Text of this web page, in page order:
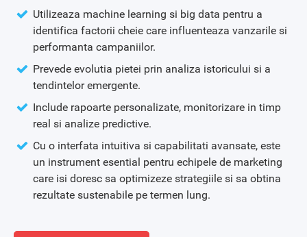
Utilizeaza machine learning si big data pentru a
identifica factorii cheie care influenteaza vanzarile si
performanta campaniilor.
Prevede evolutia pietei prin analiza istoricului si a
tendintelor emergente.
Include rapoarte personalizate, monitorizare in timp
real si analize predictive.
Cu o interfata intuitiva si capabilitati avansate, este
un instrument esential pentru echipele de marketing
care isi doresc sa optimizeze strategiile si sa obtina
rezultate sustenabile pe termen lung.